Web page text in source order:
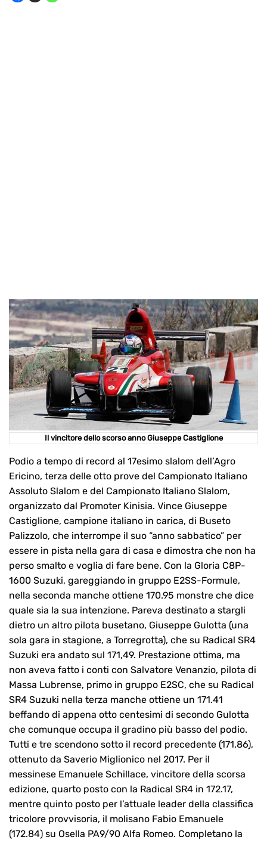
Il vincitore dello scorso anno Giuseppe Castiglione
Podio a tempo di record al 17esimo slalom dell’Agro
Ericino, terza delle otto prove del Campionato Italiano
Assoluto Slalom e del Campionato Italiano Slalom,
organizzato dal Promoter Kinisia. Vince Giuseppe
Castiglione, campione italiano in carica, di Buseto
Palizzolo, che interrompe il suo “anno sabbatico” per
essere in pista nella gara di casa e dimostra che non ha
perso smalto e voglia di fare bene. Con la Gloria C8P-
1600 Suzuki, gareggiando in gruppo E2SS-Formule,
nella seconda manche ottiene 170.95 monstre che dice
quale sia la sua intenzione. Pareva destinato a stargli
dietro un altro pilota busetano, Giuseppe Gulotta (una
sola gara in stagione, a Torregrotta), che su Radical SR4
Suzuki era andato sul 171,49. Prestazione ottima, ma
non aveva fatto i conti con Salvatore Venanzio, pilota di
Massa Lubrense, primo in gruppo E2SC, che su Radical
SR4 Suzuki nella terza manche ottiene un 171.41
beffando di appena otto centesimi di secondo Gulotta
che comunque occupa il gradino più basso del podio.
Tutti e tre scendono sotto il record precedente (171,86),
ottenuto da Saverio Miglionico nel 2017. Per il
messinese Emanuele Schillace, vincitore della scorsa
edizione, quarto posto con la Radical SR4 in 172.17,
mentre quinto posto per l’attuale leader della classifica
tricolore provvisoria, il molisano Fabio Emanuele
(172.84) su Osella PA9/90 Alfa Romeo. Completano la